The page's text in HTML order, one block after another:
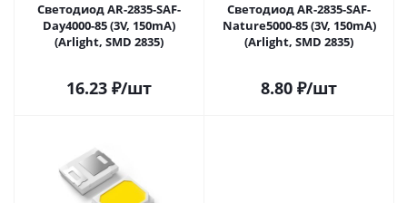
Светодиод AR-2835-SAF-
Day4000-85 (3V, 150mA)
(Arlight, SMD 2835)
16.23 ₽/шт
Светодиод AR-2835-SAF-
Nature5000-85 (3V, 150mA)
(Arlight, SMD 2835)
8.80 ₽/шт